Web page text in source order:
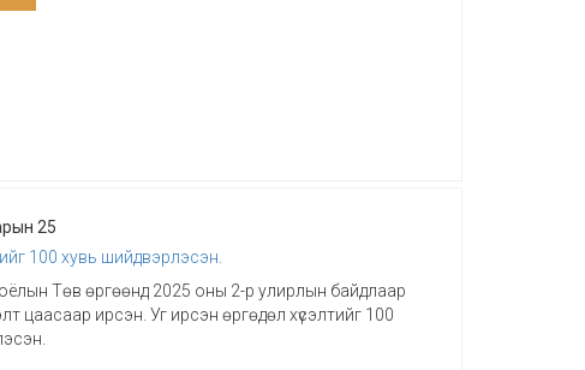
25
100 хувь шийдвэрлэсэн.
Төв өргөөнд 2025 оны 2-р улирлын байдлаар
цаасаар ирсэн. Уг ирсэн өргөдөл хүсэлтийг 100